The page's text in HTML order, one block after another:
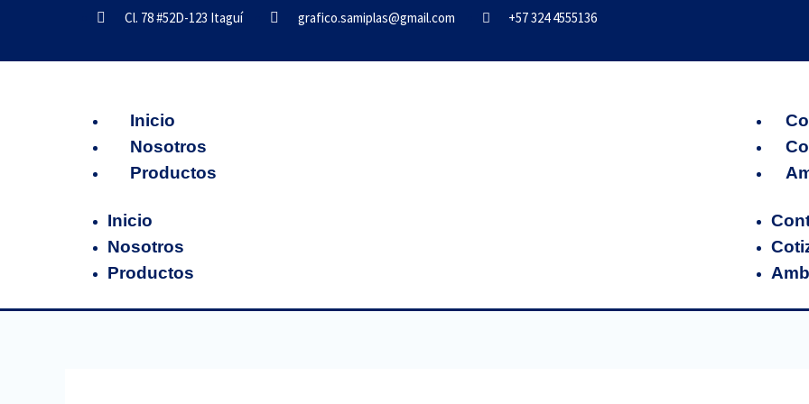
contenido
Cl. 78 #52D-123 Itaguí grafico.samiplas@gmail.com +57 324 4555136
Inicio
Nosotros
Productos
Inicio
Nosotros
Productos